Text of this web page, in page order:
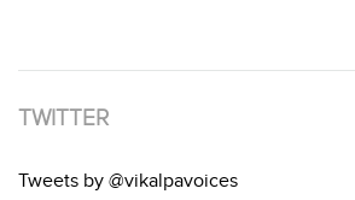
TWITTER
Tweets by @vikalpavoices